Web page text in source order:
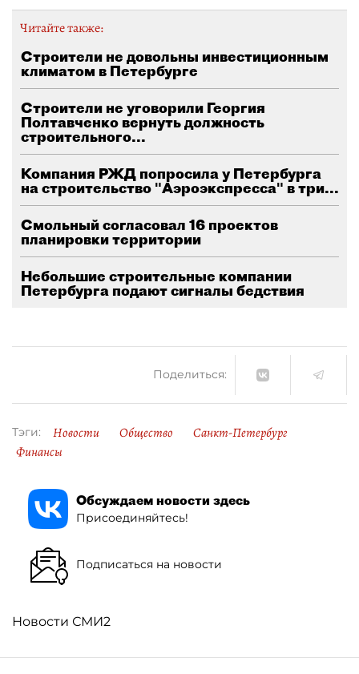
Читайте также:
Строители не довольны инвестиционным
климатом в Петербурге
Строители не уговорили Георгия
Полтавченко вернуть должность
строительного...
Компания РЖД попросила у Петербурга
на строительство "Аэроэкспресса" в три...
Смольный согласовал 16 проектов
планировки территории
Небольшие строительные компании
Петербурга подают сигналы бедствия
Поделиться:
Тэги: Новости Общество
Санкт-Петербург
Финансы
Обсуждаем новости здесь
Присоединяйтесь!
Подписаться на новости
Новости СМИ2